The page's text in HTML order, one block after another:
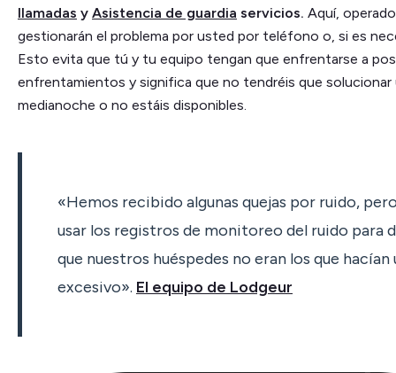
llamadas y Asistencia de guardia servicios. Aquí,
gestionarán el problema por usted por teléfono o, si es
Esto evita que tú y tu equipo tengan que enfrentarse a
enfrentamientos y significa que no tendréis que solucionar
medianoche o no estáis disponibles.
«Hemos recibido algunas quejas por ruido,
usar los registros de monitoreo del ruido para
que nuestros huéspedes no eran los que hacían
excesivo». El equipo de Lodgeur